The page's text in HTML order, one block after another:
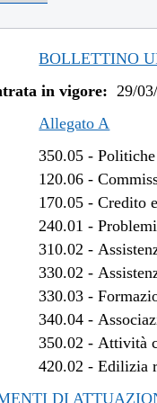
al 04/01/2018
al 09/08/2017
al 28/04/2017
al 14/04/2017
al 31/12/2016
al 09/11/2016
2016 al 12/08/2016
2015 al 12/01/2016
2015 al 30/06/2015
2015 al 30/03/2015
2014 al 06/01/2015
2014 al 07/08/2014
2014 al 21/05/2014
2014 al 27/03/2014
al 06/01/2014
BOLLETTINO
in vigore: 29/
Allegato A
350.05 -
120.06 -
170.05 -Credito
240.01 -
310.02 -
330.02 -
330.03 -
340.04 -
350.02 -Attività
420.02 -Edilizia
DI